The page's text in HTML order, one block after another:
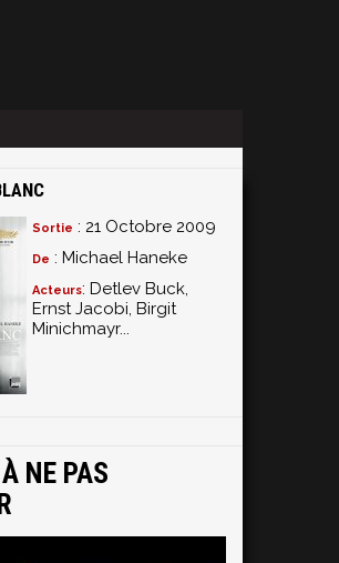
Sortie : 21 Octobre 2009
De : Michael Haneke
Acteurs: Detlev Buck,
Ernst Jacobi, Birgit
Minichmayr...
NE PAS